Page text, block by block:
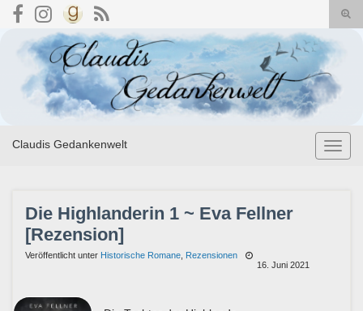
Search for:
Claudis Gedankenwelt
Die Highlanderin 1 ~ Eva Fellner
[Rezension]
Veröffentlicht unter Historische Romane Rezensionen
16. Juni 2021